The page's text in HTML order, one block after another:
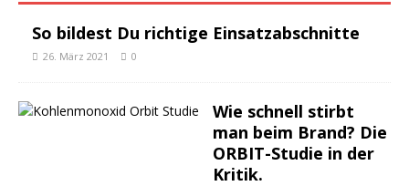
So bildest Du richtige Einsatzabschnitte
26. März 2021 0
Wie schnell stirbt
man beim Brand? Die
ORBIT-Studie in der
Kritik.